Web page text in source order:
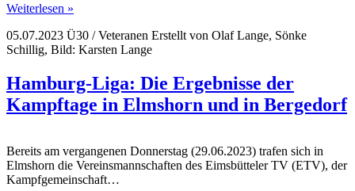
Weiterlesen »
05.07.2023 Ü30 / Veteranen Erstellt von Olaf Lange, Sönke
Schillig, Bild: Karsten Lange
Hamburg-Liga: Die Ergebnisse der
Kampftage in Elmshorn und in Bergedorf
Bereits am vergangenen Donnerstag (29.06.2023) trafen sich in
Elmshorn die Vereinsmannschaften des Eimsbütteler TV (ETV), der
Kampfgemeinschaft…